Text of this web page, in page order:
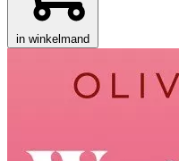
in winkelmand